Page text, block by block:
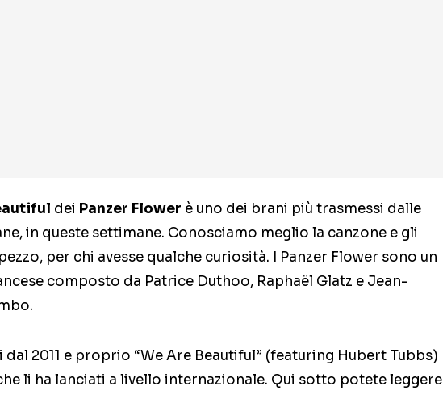
dei Panzer Flower è uno dei brani più trasmessi dalle
in queste settimane. Conosciamo meglio la canzone e gli
per chi avesse qualche curiosità. I Panzer Flower sono un
composto da Patrice Duthoo, Raphaël Glatz e Jean-
2011 e proprio “We Are Beautiful” (featuring Hubert Tubbs)
li ha lanciati a livello internazionale. Qui sotto potete leggere